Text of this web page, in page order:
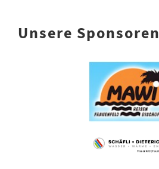
Unsere Sponsoren